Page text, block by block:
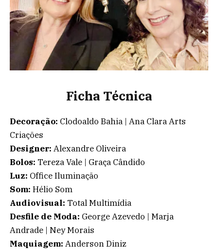
Ficha Técnica
Decoração: Clodoaldo Bahia | Ana Clara Arts
Criações
Designer: Alexandre Oliveira
Bolos: Tereza Vale | Graça Cândido
Luz: Office Iluminação
Som: Hélio Som
Audiovisual: Total Multimídia
Desfile de Moda: George Azevedo | Marja
Andrade | Ney Morais
Maquiagem: Anderson Diniz